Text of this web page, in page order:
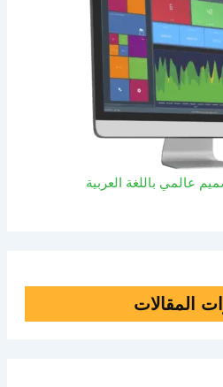
عالمي باللغة العربية
المقالات